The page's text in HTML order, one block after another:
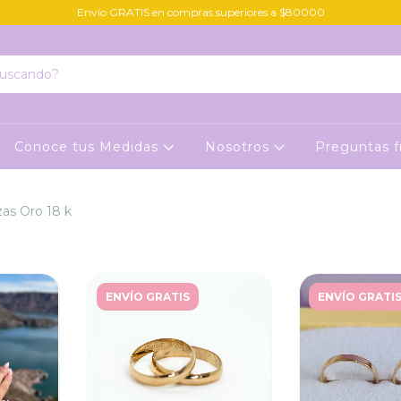
Envío GRATIS en compras superiores a $80000
Conoce tus Medidas Nosotros Preguntas
Oro 18 k
ENVÍO GRATIS ENVÍO GRATIS